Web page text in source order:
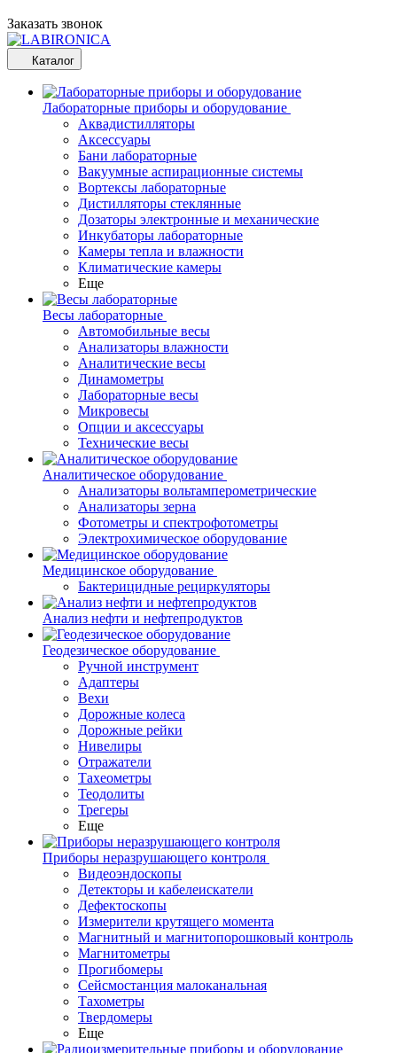
Заказать звонок
Каталог
Лабораторные приборы и оборудование
Аквадистилляторы
Аксессуары
Бани лабораторные
Вакуумные аспирационные системы
Вортексы лабораторные
Дистилляторы стеклянные
Дозаторы электронные и механические
Инкубаторы лабораторные
Камеры тепла и влажности
Климатические камеры
Еще
Весы лабораторные
Автомобильные весы
Анализаторы влажности
Аналитические весы
Динамометры
Лабораторные весы
Микровесы
Опции и аксессуары
Технические весы
Аналитическое оборудование
Анализаторы вольтамперометрические
Анализаторы зерна
Фотометры и спектрофотометры
Электрохимическое оборудование
Медицинское оборудование
Бактерицидные рециркуляторы
Анализ нефти и нефтепродуктов
Геодезическое оборудование
Ручной инструмент
Адаптеры
Вехи
Дорожные колеса
Дорожные рейки
Нивелиры
Отражатели
Тахеометры
Теодолиты
Трегеры
Еще
Приборы неразрушающего контроля
Видеоэндоскопы
Детекторы и кабелеискатели
Дефектоскопы
Измерители крутящего момента
Магнитный и магнитопорошковый контроль
Магнитометры
Прогибомеры
Сейсмостанция малоканальная
Тахометры
Твердомеры
Еще